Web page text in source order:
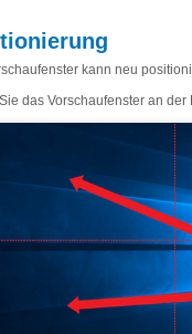
kann neu
das Vorschaufenster an